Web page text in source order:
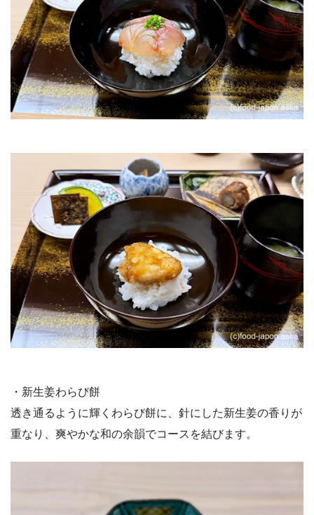
・新生姜わらび餅
透き通るように輝くわらび餅に、針にした新生姜の香りが
重なり、爽やかな和の余韻でコースを結びます。